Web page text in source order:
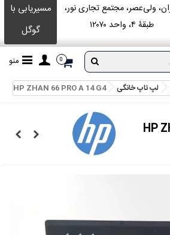
ولی‌عصر، مجتمع تجاری نور،
طبقۀ ۴، واحد ۱۲۰۷۰
مسیریابی با
گوگل
0 منو
لپ تاپ خانگی HP ZHAN 66 PRO A 14 G4
HP